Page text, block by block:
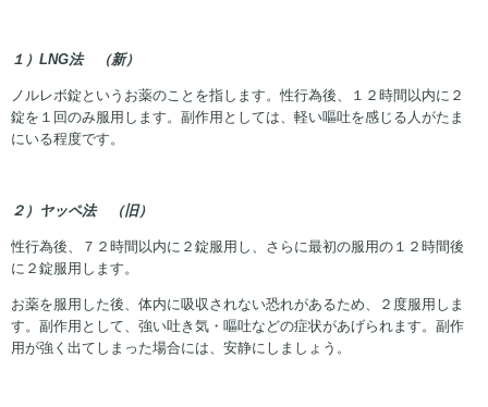
１） LNG法 （新）
ノルレボ錠というお薬のことを指します。性行為後、１２時間以内に２
錠を１回のみ服用します。副作用としては、軽い嘔吐を感じる人がたま
にいる程度です。
２）ヤッペ法 （旧）
性行為後、７２時間以内に２錠服用し、さらに最初の服用の１２時間後
に２錠服用します。
お薬を服用した後、体内に吸収されない恐れがあるため、２度服用しま
す。副作用として、強い吐き気・嘔吐などの症状があげられます。副作
用が強く出てしまった場合には、安静にしましょう。